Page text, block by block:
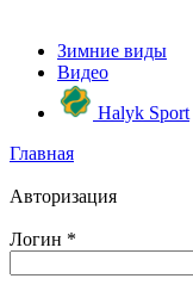
Зимние виды
Видео
Halyk Sport
Главная
Авторизация
Логин *